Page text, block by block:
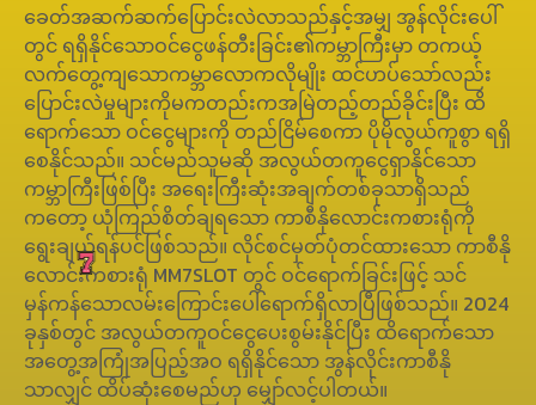
ခေတ်အဆက်ဆက်ပြောင်းလဲလာသည်နှင့်အမျှ အွန်လိုင်းပေါ်
တွင် ရရှိနိုင်သောဝင်ငွေဖန်တီးခြင်း၏ကမ္ဘာကြီးမှာ တကယ့်
လက်တွေ့ကျသောကမ္ဘာလောကလိုမျိုး ထင်ဟပ်သော်လည်း
ပြောင်းလဲမှုများကိုမကတည်းကအမြဲတည့်တည်ခိုင်းပြီး ထိ
ရောက်သော ဝင်ငွေများကို တည်ငြိမ်စေကာ ပိုမိုလွယ်ကူစွာ ရရှိ
စေနိုင်သည်။ သင်မည်သူမဆို အလွယ်တကူငွေရှာနိုင်သော
ကမ္ဘာကြီးဖြစ်ပြီး အရေးကြီးဆုံးအချက်တစ်ခုသာရှိသည်
ကတော့ ယုံကြည်စိတ်ချရသော ကာစီနိုလောင်းကစားရုံကို
ရွေးချယ်ရန်ပင်ဖြစ်သည်။ လိုင်စင်မှတ်ပုံတင်ထားသော ကာစီနို
လောင်းကစားရုံ MM7SLOT တွင် ဝင်ရောက်ခြင်းဖြင့် သင်
မှန်ကန်သောလမ်းကြောင်းပေါ်ရောက်ရှိလာပြီဖြစ်သည်။ 2024
ခုနှစ်တွင် အလွယ်တကူဝင်ငွေပေးစွမ်းနိုင်ပြီး ထိရောက်သော
အတွေ့အကြုံအပြည့်အဝ ရရှိနိုင်သော အွန်လိုင်းကာစီနို
သာလျှင် ထိပ်ဆုံးစေမည်ဟု မျှော်လင့်ပါတယ်။